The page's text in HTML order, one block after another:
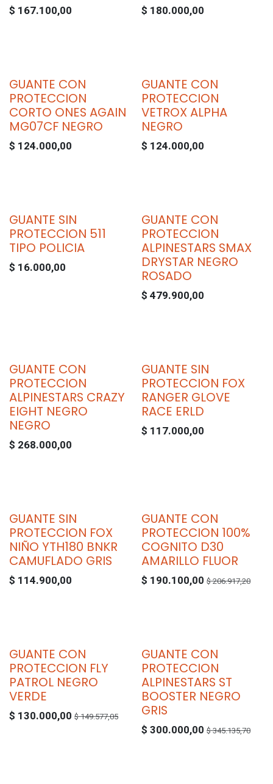
$ 167.100,00 $ 180.000,00
GUANTE CON
PROTECCION
CORTO ONES AGAIN
MG07CF NEGRO
$ 124.000,00
GUANTE CON
PROTECCION
VETROX ALPHA
NEGRO
$ 124.000,00
GUANTE SIN
PROTECCION 511
TIPO POLICIA
$ 16.000,00
GUANTE CON
PROTECCION
ALPINESTARS SMAX
DRYSTAR NEGRO
ROSADO
$ 479.900,00
GUANTE CON
PROTECCION
ALPINESTARS CRAZY
EIGHT NEGRO
NEGRO
$ 268.000,00
GUANTE SIN
PROTECCION FOX
RANGER GLOVE
RACE ERLD
$ 117.000,00
GUANTE SIN
PROTECCION FOX
NIÑO YTH180 BNKR
CAMUFLADO GRIS
$ 114.900,00
GUANTE CON
PROTECCION 100%
COGNITO D30
AMARILLO FLUOR
$ 190.100,00 $206.917,20
GUANTE CON
PROTECCION FLY
PATROL NEGRO
VERDE
$ 130.000,00 $149.577,05
GUANTE CON
PROTECCION
ALPINESTARS ST
BOOSTER NEGRO
GRIS
$ 300.000,00 $345.135,70